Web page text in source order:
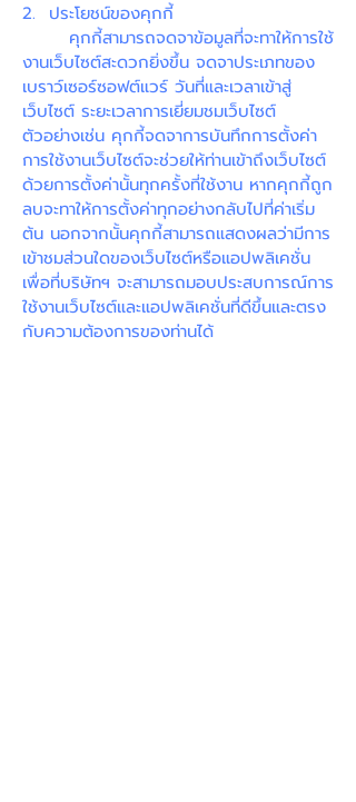
2. ประโยชน์ของคุกกี้
คุกกี้สามารถจดจาข้อมูลที่จะทาให้การใช้
งานเว็บไซต์สะดวกยิ่งขึ้น จดจาประเภทของ
เบราว์เซอร์ซอฟต์แวร์ วันที่และเวลาเข้าสู่
เว็บไซต์ ระยะเวลาการเยี่ยมชมเว็บไซต์
ตัวอย่างเช่น คุกกี้จดจาการบันทึกการตั้งค่า
การใช้งานเว็บไซต์จะช่วยให้ท่านเข้าถึงเว็บไซต์
ด้วยการตั้งค่านั้นทุกครั้งที่ใช้งาน หากคุกกี้ถูก
ลบจะทาให้การตั้งค่าทุกอย่างกลับไปที่ค่าเริ่ม
ต้น นอกจากนั้นคุกกี้สามารถแสดงผลว่ามีการ
เข้าชมส่วนใดของเว็บไซต์หรือแอปพลิเคชั่น
เพื่อที่บริษัทฯ จะสามารถมอบประสบการณ์การ
ใช้งานเว็บไซต์และแอปพลิเคชั่นที่ดีขึ้นและตรง
กับความต้องการของท่านได้